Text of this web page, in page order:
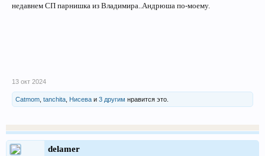
недавнем СП парнишка из Владимира..Андрюша по-моему.
13 окт 2024
Catmom tanchita Нисева и 3 другим нравится это.
delamer